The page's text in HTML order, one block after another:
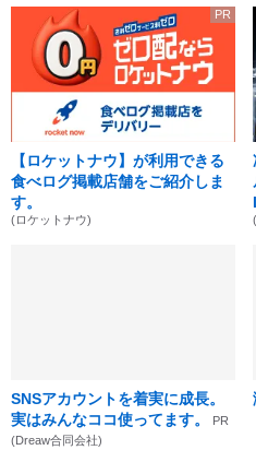
PR
【ロケットナウ】が利用できる
食べログ掲載店舗をご紹介しま
す。
(ロケットナウ)
SNSアカウントを着実に成長。
実はみんなココ使ってます。
PR
(Dreaw合同会社)